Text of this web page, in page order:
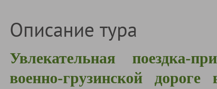
Описание тура
Увлекательная поездка-
военно-грузинской